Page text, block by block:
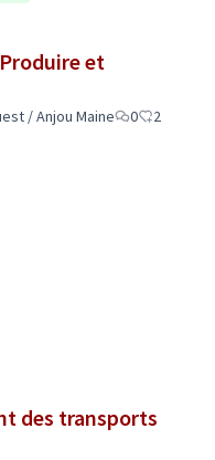
et
/ Anjou Maine 0
2
des transports